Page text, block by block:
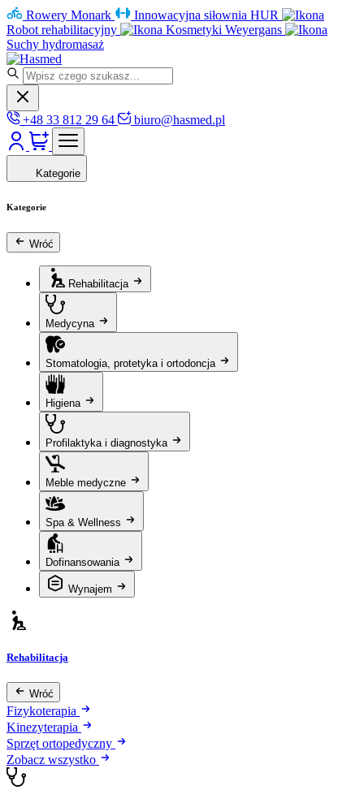
Rowery Monark
Innowacyjna siłownia HUR
Robot rehabilitacyjny
Kosmetyki Weyergans
Suchy hydromasaż
+48 33 812 29 64 biuro@hasmed.pl
Kategorie
Kategorie
Wróć
Rehabilitacja
Medycyna
Stomatologia, protetyka i ortodoncja
Higiena
Profilaktyka i diagnostyka
Meble medyczne
Spa & Wellness
Dofinansowania
Wynajem
Rehabilitacja
Wróć
Fizykoterapia
Kinezyterapia
Sprzęt ortopedyczny
Zobacz wszystko